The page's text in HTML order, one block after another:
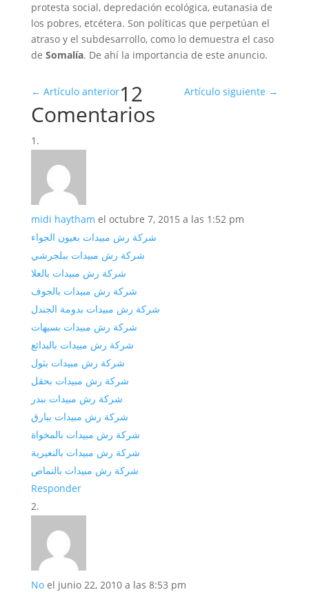
protesta social, depredación ecológica, eutanasia de
los pobres, etcétera. Son políticas que perpetúan el
atraso y el subdesarrollo, como lo demuestra el caso
de Somalía. De ahí la importancia de este anuncio.
← Artículo anterior Artículo siguiente →
12
Comentarios
midi haytham el octubre 7, 2015 a las 1:52 pm
شركة رش مبيدات بعيون الجواء
شركة رش مبيدات ببلجرشي
شركة رش مبيدات بالعلا
شركة رش مبيدات بالجوف
شركة رش مبيدات بدومة الجندل
شركة رش مبيدات بسيهات
شركة رش مبيدات بالبدائع
شركة رش مبيدات بثول
شركة رش مبيدات بحقل
شركة رش مبيدات ببدر
شركة رش مبيدات ببارق
شركة رش مبيدات بالمخواة
شركة رش مبيدات بالنعيرية
شركة رش مبيدات بالنماص
Responder
No el junio 22, 2010 a las 8:53 pm